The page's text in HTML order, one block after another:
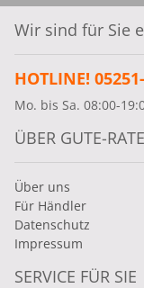
Wir sind für Sie
HOTLINE!
Mo. bis Sa. 08:00-
ÜBER GUTE-
Über uns
Für Händler
Datenschutz
Impressum
SERVICE FÜR SIE